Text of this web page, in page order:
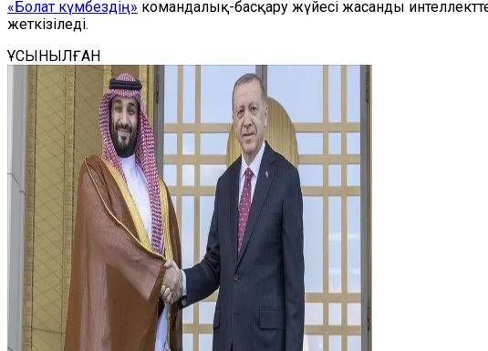
«Болат күмбездің» командалық-басқару жүйесі жасанды
жеткізіледі.
ҰСЫНЫЛҒАН